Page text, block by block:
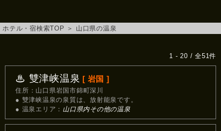
ホテル・宿検索TOP ＞ 山口県の温泉
1 - 20 / 全51件
♨ 雙津峡温泉 [ 岩国 ]
住所：山口県岩国市錦町深川
● 雙津峡温泉の泉質は、放射能泉です。
● 温泉エリア： 山口県内その他の温泉